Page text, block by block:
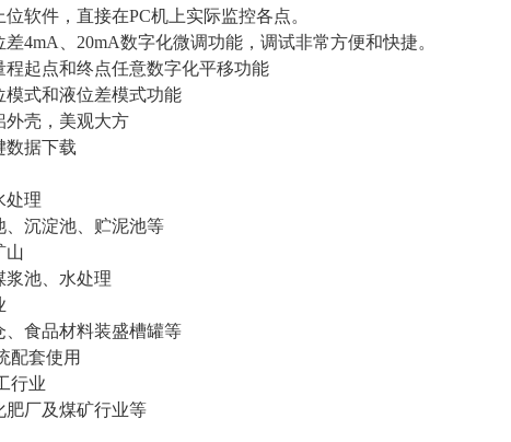
软件，直接在PC机上实际监控各点。
4mA、20mA数字化微调功能，调试非常方便和快捷。
起点和终点任意数字化平移功能
式和液位差模式功能
壳，美观大方
数据下载
处理
、沉淀池、贮泥池等
山
浆池、水处理
、食品材料装盛槽罐等
配套使用
行业
肥厂及煤矿行业等